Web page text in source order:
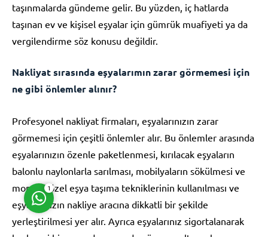
taşınmalarda gündeme gelir. Bu yüzden, iç hatlarda
taşınan ev ve kişisel eşyalar için gümrük muafiyeti ya da
vergilendirme söz konusu değildir.
Nakliyat sırasında eşyalarımın zarar görmemesi için
ne gibi önlemler alınır?
Profesyonel nakliyat firmaları, eşyalarınızın zarar
görmemesi için çeşitli önlemler alır. Bu önlemler arasında
eşyalarınızın özenle paketlenmesi, kırılacak eşyaların
balonlu naylonlarla sarılması, mobilyaların sökülmesi ve
montajı, özel eşya taşıma tekniklerinin kullanılması ve
eşyalarınızın nakliye aracına dikkatli bir şekilde
yerleştirilmesi yer alır. Ayrıca eşyalarınız sigortalanarak
1